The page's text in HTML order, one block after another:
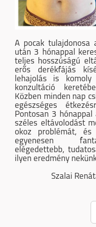
A pocak tulajdonosa
után 3 hónappal
teljes hosszúságú
erős derékfájás
lehajolás is komoly
konzultáció
Közben minden nap
egészséges
Pontosan 3
széles eltávolodást
okoz problémát,
egyenesen
elégedettebb,
ilyen eredmény
Szalai